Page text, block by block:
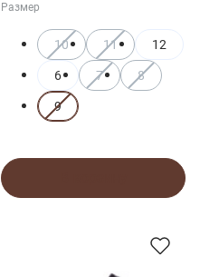
Размер
10 11 12
6 7 8
9